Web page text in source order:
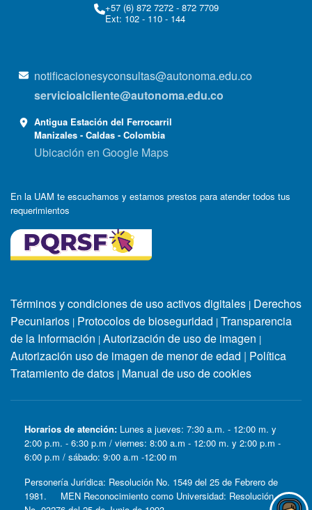
+57 (6) 872 7272 - 872 7709
Ext: 102 - 110 - 144
notificacionesyconsultas@autonoma.edu.co
servicioalcliente@autonoma.edu.co
Antigua Estación del Ferrocarril
Manizales - Caldas - Colombia
Ubicación en Google Maps
En la UAM te escuchamos y estamos prestos para atender todos tus
requerimientos
Términos y condiciones de uso activos digitales | Derechos
Pecuniarios | Protocolos de bioseguridad | Transparencia
de la Información | Autorización de uso de imagen |
Autorización uso de imagen de menor de edad | Política
Tratamiento de datos | Manual de uso de cookies
Horarios de atención: Lunes a jueves: 7:30 a.m. - 12:00 m. y
2:00 p.m. - 6:30 p.m / viernes: 8:00 a.m - 12:00 m. y 2:00 p.m -
6:00 p.m / sábado: 9:00 a.m -12:00 m
Personería Jurídica: Resolución No. 1549 del 25 de Febrero de
1981. MEN Reconocimiento como Universidad: Resolución